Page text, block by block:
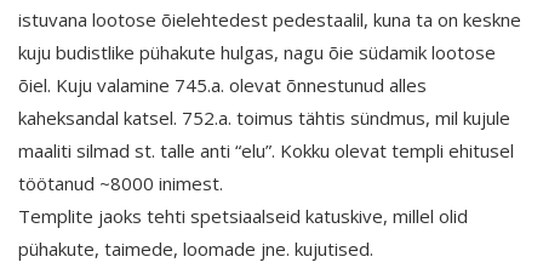
istuvana lootose õielehtedest pedestaalil, kuna ta on keskne
kuju budistlike pühakute hulgas, nagu õie südamik lootose
õiel. Kuju valamine 745.a. olevat õnnestunud alles
kaheksandal katsel. 752.a. toimus tähtis sündmus, mil kujule
maaliti silmad st. talle anti “elu”. Kokku olevat templi ehitusel
töötanud ~8000 inimest.
Templite jaoks tehti spetsiaalseid katuskive, millel olid
pühakute, taimede, loomade jne. kujutised.